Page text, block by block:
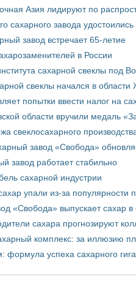
Азия лидируют по
сахарного завода удостоились
завод встречает 65-летие
в России
сахарной свеклы под
свеклы начался в области
попытки ввести налог на
области вручили медаль
свеклосахарного
завод «Свобода»
завод работает стабильно
сахарной индустрии
упали из-за популярности
«Свобода» выпускает сахар в
сахара прогнозируют
комплекс: за иллюзию
формула успеха сахарного